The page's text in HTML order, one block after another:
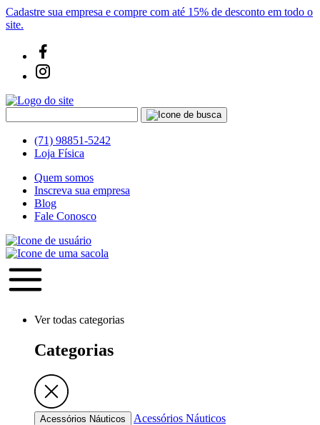
Cadastre sua empresa e compre com até 15% de desconto em todo o
site.
(71) 98851-5242
Loja Física
Quem somos
Inscreva sua empresa
Blog
Fale Conosco
Ver todas categorias
Categorias
Acessórios Náuticos
Acessórios Náuticos